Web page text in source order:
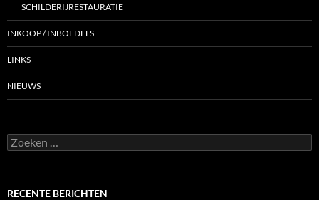
SCHILDERIJRESTAURATIE
INKOOP / INBOEDELS
LINKS
NIEUWS
Zoeken
naar:
RECENTE BERICHTEN